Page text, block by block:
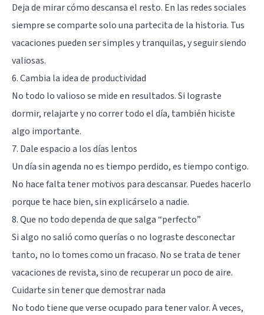
Deja de mirar cómo descansa el resto. En las redes sociales
siempre se comparte solo una partecita de la historia. Tus
vacaciones pueden ser simples y tranquilas, y seguir siendo
valiosas.
6. Cambia la idea de productividad
No todo lo valioso se mide en resultados. Si lograste
dormir, relajarte y no correr todo el día, también hiciste
algo importante.
7. Dale espacio a los días lentos
Un día sin agenda no es tiempo perdido, es tiempo contigo.
No hace falta tener motivos para descansar. Puedes hacerlo
porque te hace bien, sin explicárselo a nadie.
8. Que no todo dependa de que salga “perfecto”
Si algo no salió como querías o no lograste desconectar
tanto, no lo tomes como un fracaso. No se trata de tener
vacaciones de revista, sino de recuperar un poco de aire.
Cuidarte sin tener que demostrar nada
No todo tiene que verse ocupado para tener valor. A veces,